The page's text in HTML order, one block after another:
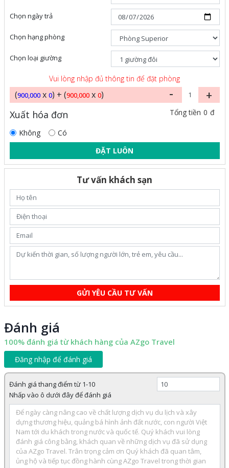
Chọn ngày trả
Chọn hạng phòng
Chọn loại giường
Vui lòng nhập đủ thông tin để đặt phòng
(900,000x 0) + (900,000x 0) - +
Tổng tiền 0 đ
Xuất hóa đơn
Không
Có
ĐẶT LUÔN
Tư vấn khách sạn
GỬI YÊU CẦU TƯ VẤN
Đánh giá
100% đánh giá từ khách hàng của AZgo Travel
Đăng nhập để đánh giá
Đánh giá thang điểm từ 1-10
Nhấp vào ô dưới đây để đánh giá